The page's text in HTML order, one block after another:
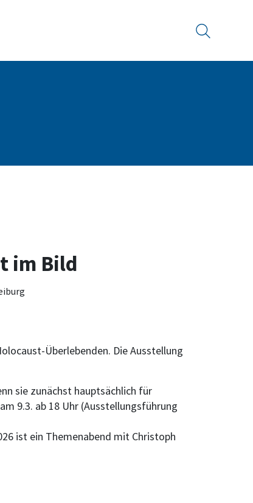
Suche
im Bild
Überlebenden. Die Ausstellung
sie zunächst hauptsächlich für
9.3. ab 18 Uhr (Ausstellungsführung
ist ein Themenabend mit Christoph